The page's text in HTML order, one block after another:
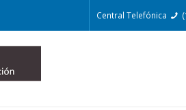
Central Telefónica